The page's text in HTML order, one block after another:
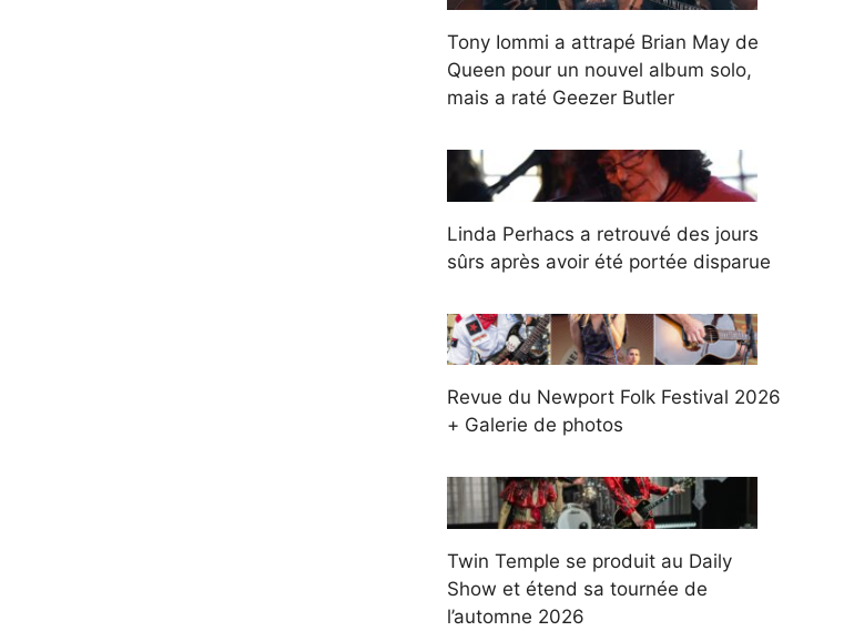
Tony Iommi a attrapé Brian May de
Queen pour un nouvel album solo,
mais a raté Geezer Butler
Linda Perhacs a retrouvé des jours
sûrs après avoir été portée disparue
Revue du Newport Folk Festival 2026
+ Galerie de photos
Twin Temple se produit au Daily
Show et étend sa tournée de
l’automne 2026